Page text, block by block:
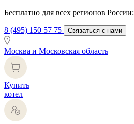
Бесплатно для всех регионов России:
8 (495) 150 57 75 Связаться с нами
Москва и Московская область
Купить
котел